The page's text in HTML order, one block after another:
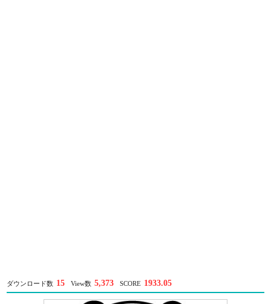
ダウンロード数 15 View数 5,373 SCORE 1933.05